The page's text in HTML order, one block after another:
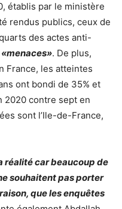
établis par le ministère
rendus publics, ceux de
des actes anti-
«menaces». De plus,
France, les atteintes
ont bondi de 35% et
2020 contre sept en
sont l’Ile-de-France,
réalité car beaucoup de
souhaitent pas porter
que les enquêtes